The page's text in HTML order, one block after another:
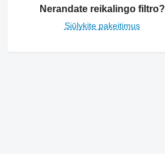
Nerandate reikalingo filtro?
Siūlykite pakeitimus